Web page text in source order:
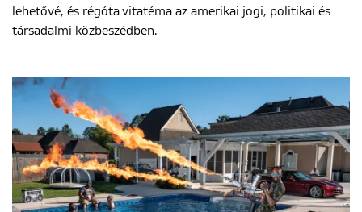
lehetővé, és régóta vitatéma az amerikai jogi, politikai és
társadalmi közbeszédben.